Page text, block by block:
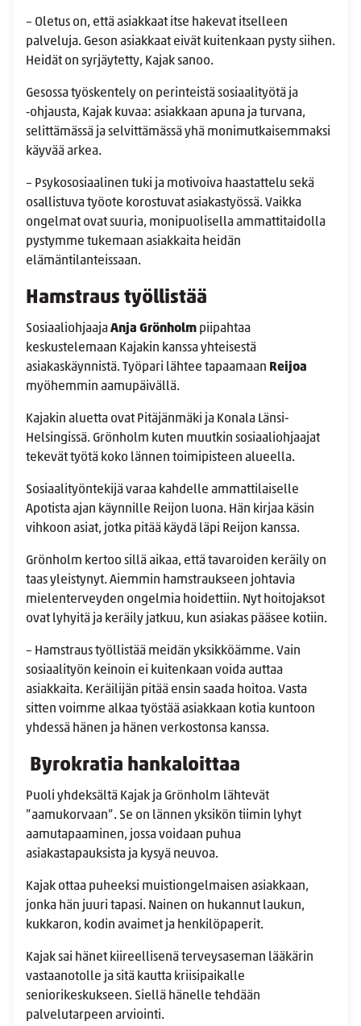
– Oletus on, että asiakkaat itse hakevat itselleen
palveluja. Geson asiakkaat eivät kuitenkaan pysty siihen.
Heidät on syrjäytetty, Kajak sanoo.
Gesossa työskentely on perinteistä sosiaalityötä ja
‑ohjausta, Kajak kuvaa: asiakkaan apuna ja turvana,
selittämässä ja selvittämässä yhä monimutkaisemmaksi
käyvää arkea.
– Psykososiaalinen tuki ja motivoiva haastattelu sekä
osallistuva työote korostuvat asiakastyössä. Vaikka
ongelmat ovat suuria, monipuolisella ammattitaidolla
pystymme tukemaan asiakkaita heidän
elämäntilanteissaan.
Hamstraus työllistää
SosiaaliohjaajaAnja Grönholm piipahtaa
keskustelemaan Kajakin kanssa yhteisestä
asiakaskäynnistä. Työpari lähtee tapaamaan Reijoa
myöhemmin aamupäivällä.
Kajakin aluetta ovat Pitäjänmäki ja Konala Länsi-
Helsingissä. Grönholm kuten muutkin sosiaaliohjaajat
tekevät työtä koko lännen toimipisteen alueella.
Sosiaalityöntekijä varaa kahdelle ammattilaiselle
Apotista ajan käynnille Reijon luona. Hän kirjaa käsin
vihkoon asiat, jotka pitää käydä läpi Reijon kanssa.
Grönholm kertoo sillä aikaa, että tavaroiden keräily on
taas yleistynyt. Aiemmin hamstraukseen johtavia
mielenterveyden ongelmia hoidettiin. Nyt hoitojaksot
ovat lyhyitä ja keräily jatkuu, kun asiakas pääsee kotiin.
– Hamstraus työllistää meidän yksikköämme. Vain
sosiaalityön keinoin ei kuitenkaan voida auttaa
asiakkaita. Keräilijän pitää ensin saada hoitoa. Vasta
sitten voimme alkaa työstää asiakkaan kotia kuntoon
yhdessä hänen ja hänen verkostonsa kanssa.
Byrokratia hankaloittaa
Puoli yhdeksältä Kajak ja Grönholm lähtevät
”aamukorvaan”. Se on lännen yksikön tiimin lyhyt
aamutapaaminen, jossa voidaan puhua
asiakastapauksista ja kysyä neuvoa.
Kajak ottaa puheeksi muistiongelmaisen asiakkaan,
jonka hän juuri tapasi. Nainen on hukannut laukun,
kukkaron, kodin avaimet ja henkilöpaperit.
Kajak sai hänet kiireellisenä terveysaseman lääkärin
vastaanotolle ja sitä kautta kriisipaikalle
seniorikeskukseen. Siellä hänelle tehdään
palvelutarpeen arviointi.